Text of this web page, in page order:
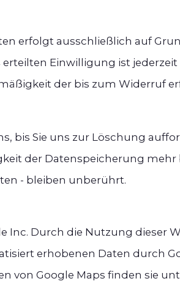
erfolgt ausschließlich auf
erteilten Einwilligung ist
der bis zum Widerruf
bis Sie uns zur Löschung
der Datenspeicherung mehr
- bleiben unberührt.
Inc. Durch die Nutzung dieser
erhobenen Daten durch
von Google Maps finden sie